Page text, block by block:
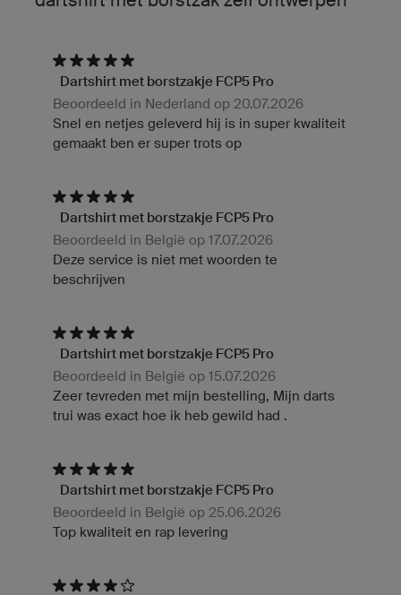
Dartshirt met borstzakje FCP5 Pro
Beoordeeld in Nederland op 20.07.2026
Snel en netjes geleverd hij is in super kwaliteit
gemaakt ben er super trots op
Dartshirt met borstzakje FCP5 Pro
Beoordeeld in België op 17.07.2026
Deze service is niet met woorden te
beschrijven
Dartshirt met borstzakje FCP5 Pro
Beoordeeld in België op 15.07.2026
Zeer tevreden met mijn bestelling, Mijn darts
trui was exact hoe ik heb gewild had .
Dartshirt met borstzakje FCP5 Pro
Beoordeeld in België op 25.06.2026
Top kwaliteit en rap levering